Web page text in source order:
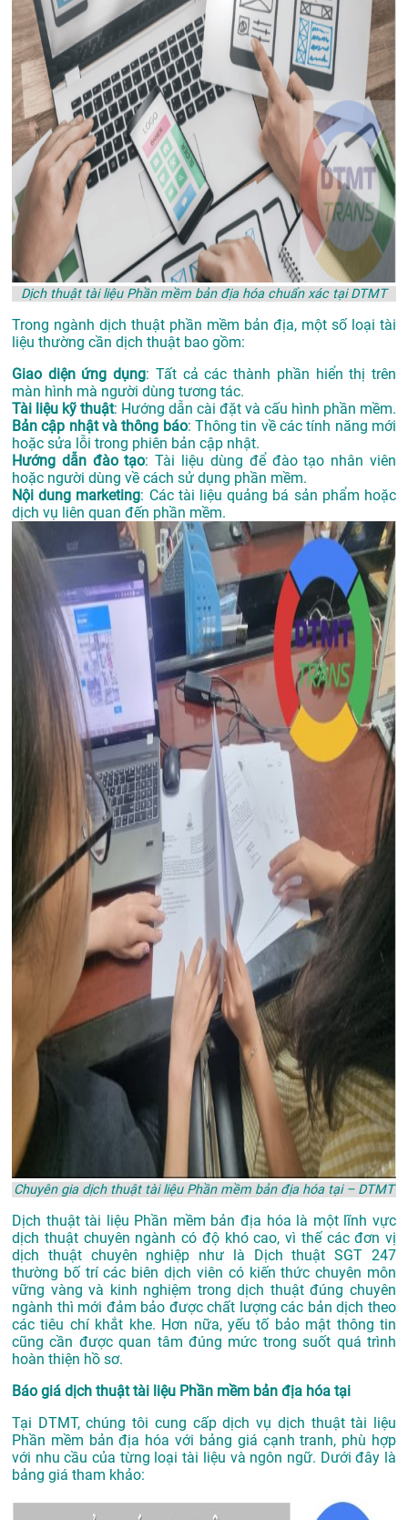
Dịch thuật tài liệu Phần mềm bản địa hóa chuẩn xác tại DTMT
Trong ngành dịch thuật phần mềm bản địa, một số loại tài
liệu thường cần dịch thuật bao gồm:
Giao diện ứng dụng: Tất cả các thành phần hiển thị trên
màn hình mà người dùng tương tác.
Tài liệu kỹ thuật: Hướng dẫn cài đặt và cấu hình phần mềm.
Bản cập nhật và thông báo: Thông tin về các tính năng mới
hoặc sửa lỗi trong phiên bản cập nhật.
Hướng dẫn đào tạo: Tài liệu dùng để đào tạo nhân viên
hoặc người dùng về cách sử dụng phần mềm.
Nội dung marketing: Các tài liệu quảng bá sản phẩm hoặc
dịch vụ liên quan đến phần mềm.
Chuyên gia dịch thuật tài liệu Phần mềm bản địa hóa tại – DTMT
Dịch thuật tài liệu Phần mềm bản địa hóa là một lĩnh vực
dịch thuật chuyên ngành có độ khó cao, vì thế các đơn vị
dịch thuật chuyên nghiệp như là
Dịch thuật SGT 247
thường bố trí các biên dịch viên có kiến thức chuyên môn
vững vàng và kinh nghiệm trong dịch thuật đúng chuyên
ngành thì mới đảm bảo được chất lượng các bản dịch theo
các tiêu chí khắt khe. Hơn nữa, yếu tố bảo mật thông tin
cũng cần được quan tâm đúng mức trong suốt quá trình
hoàn thiện hồ sơ.
Báo giá dịch thuật tài liệu Phần mềm bản địa hóa tại
Tại DTMT, chúng tôi cung cấp dịch vụ dịch thuật tài liệu
Phần mềm bản địa hóa với bảng giá cạnh tranh, phù hợp
với nhu cầu của từng loại tài liệu và ngôn ngữ. Dưới đây là
bảng giá tham khảo: